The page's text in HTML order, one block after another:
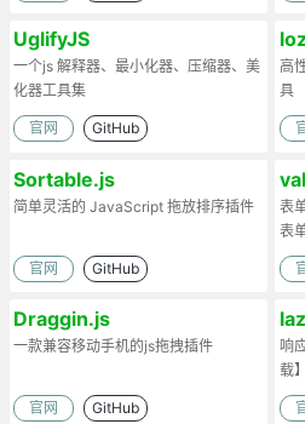
UglifyJS
一个js 解释器、最小化器、压缩器、美
化器工具集
官网 GitHub
高
具
Sortable.js
简单灵活的 JavaScript 拖放排序插件
官网 GitHub
表
表
Draggin.js
一款兼容移动手机的js拖拽插件
官网 GitHub
响
载】